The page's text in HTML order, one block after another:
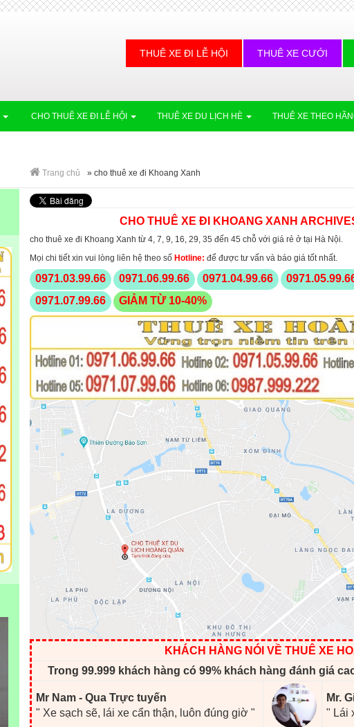
THUÊ XE ĐI LỄ HỘI THUÊ XE CƯỚI
CHO THUÊ XE ĐI LỄ HỘI THUÊ XE DU LỊCH HÈ THUÊ XE THEO
Trang chủ
» cho thuê xe đi Khoang Xanh
CHO THUÊ XE ĐI KHOANG XANH
cho thuê xe đi Khoang Xanh từ 4, 7, 9, 16, 29, 35 đến 45 chỗ với giá rẻ ở tại Hà Nội.
Mọi chi tiết xin vui lòng liên hệ theo số Hotline: để được tư vấn và báo giá tốt nhất.
0971.03.99.66 0971.06.99.66 0971.04.99.66
0971.07.99.66
GIẢM TỪ 10-40%
KHÁCH HÀNG NÓI VỀ THUÊ XE
Trong 99.999 khách hàng có 99% khách hàng đánh giá
Mr Nam - Qua Trực tuyến
" Xe sạch sẽ, lái xe cẩn thận, luôn đúng giờ "
Mr.
" Lái